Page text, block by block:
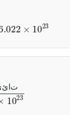
الجزيئات =
ئ ا ت
المولات=